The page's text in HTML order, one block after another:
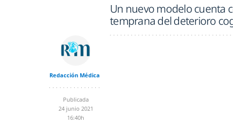
Un nuevo modelo cuenta
temprana del deterioro
Redacción Médica
Publicada
24 junio 2021
16:40h